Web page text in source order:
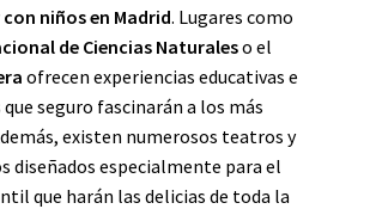
niños en Madrid. Lugares como
de Ciencias Naturaleso el
ofrecen experiencias educativas e
seguro fascinarán a los más
existen numerosos teatros y
diseñados especialmente para el
que harán las delicias de toda la